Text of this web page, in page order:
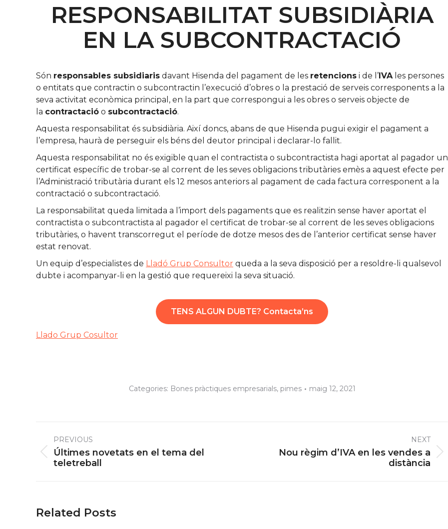
RESPONSABILITAT SUBSIDIÀRIA
EN LA SUBCONTRACTACIÓ
Són responsables subsidiaris davant Hisenda del pagament de les retencions i de l’ IVAles persones
o entitats que contractin o subcontractin l’execució d’obres o la prestació de serveis corresponents a la
seva activitat econòmica principal, en la part que correspongui a les obres o serveis objecte de
la contractació o subcontractació.
Aquesta responsabilitat és subsidiària. Així doncs, abans de que Hisenda pugui exigir el pagament a
l’empresa, haurà de perseguir els béns del deutor principal i declarar-lo fallit.
Aquesta responsabilitat no és exigible quan el contractista o subcontractista hagi aportat al pagador un
certificat específic de trobar-se al corrent de les seves obligacions tributàries emès a aquest efecte per
l’Administració tributària durant els 12 mesos anteriors al pagament de cada factura corresponent a la
contractació o subcontractació.
La responsabilitat queda limitada a l’import dels pagaments que es realitzin sense haver aportat el
contractista o subcontractista al pagador el certificat de trobar-se al corrent de les seves obligacions
tributàries, o havent transcorregut el període de dotze mesos des de l’anterior certificat sense haver
estat renovat.
Un equip d’especialistes de Lladó Grup Consultor queda a la seva disposició per a resoldre-li qualsevol
dubte i acompanyar-li en la gestió que requereixi la seva situació.
TENS ALGUN DUBTE? Contacta’ns
Llado Grup Cosultor
Categories: Bones pràctiques empresarials, pimes maig 12, 2021
navigation
PREVIOUS
Previous
post:
Últimes novetats en el tema del
teletreball
NEXT
Nou règim d’IVA en les vendes a
distància
Related Posts